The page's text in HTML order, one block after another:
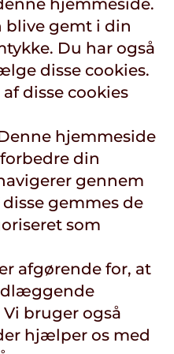
hjemmeside.
blive gemt i din
Du har også
disse cookies.
disse cookies
hjemmeside
din
gennem
gemmes de
som
afgørende for, at
bruger også
hjælper os med